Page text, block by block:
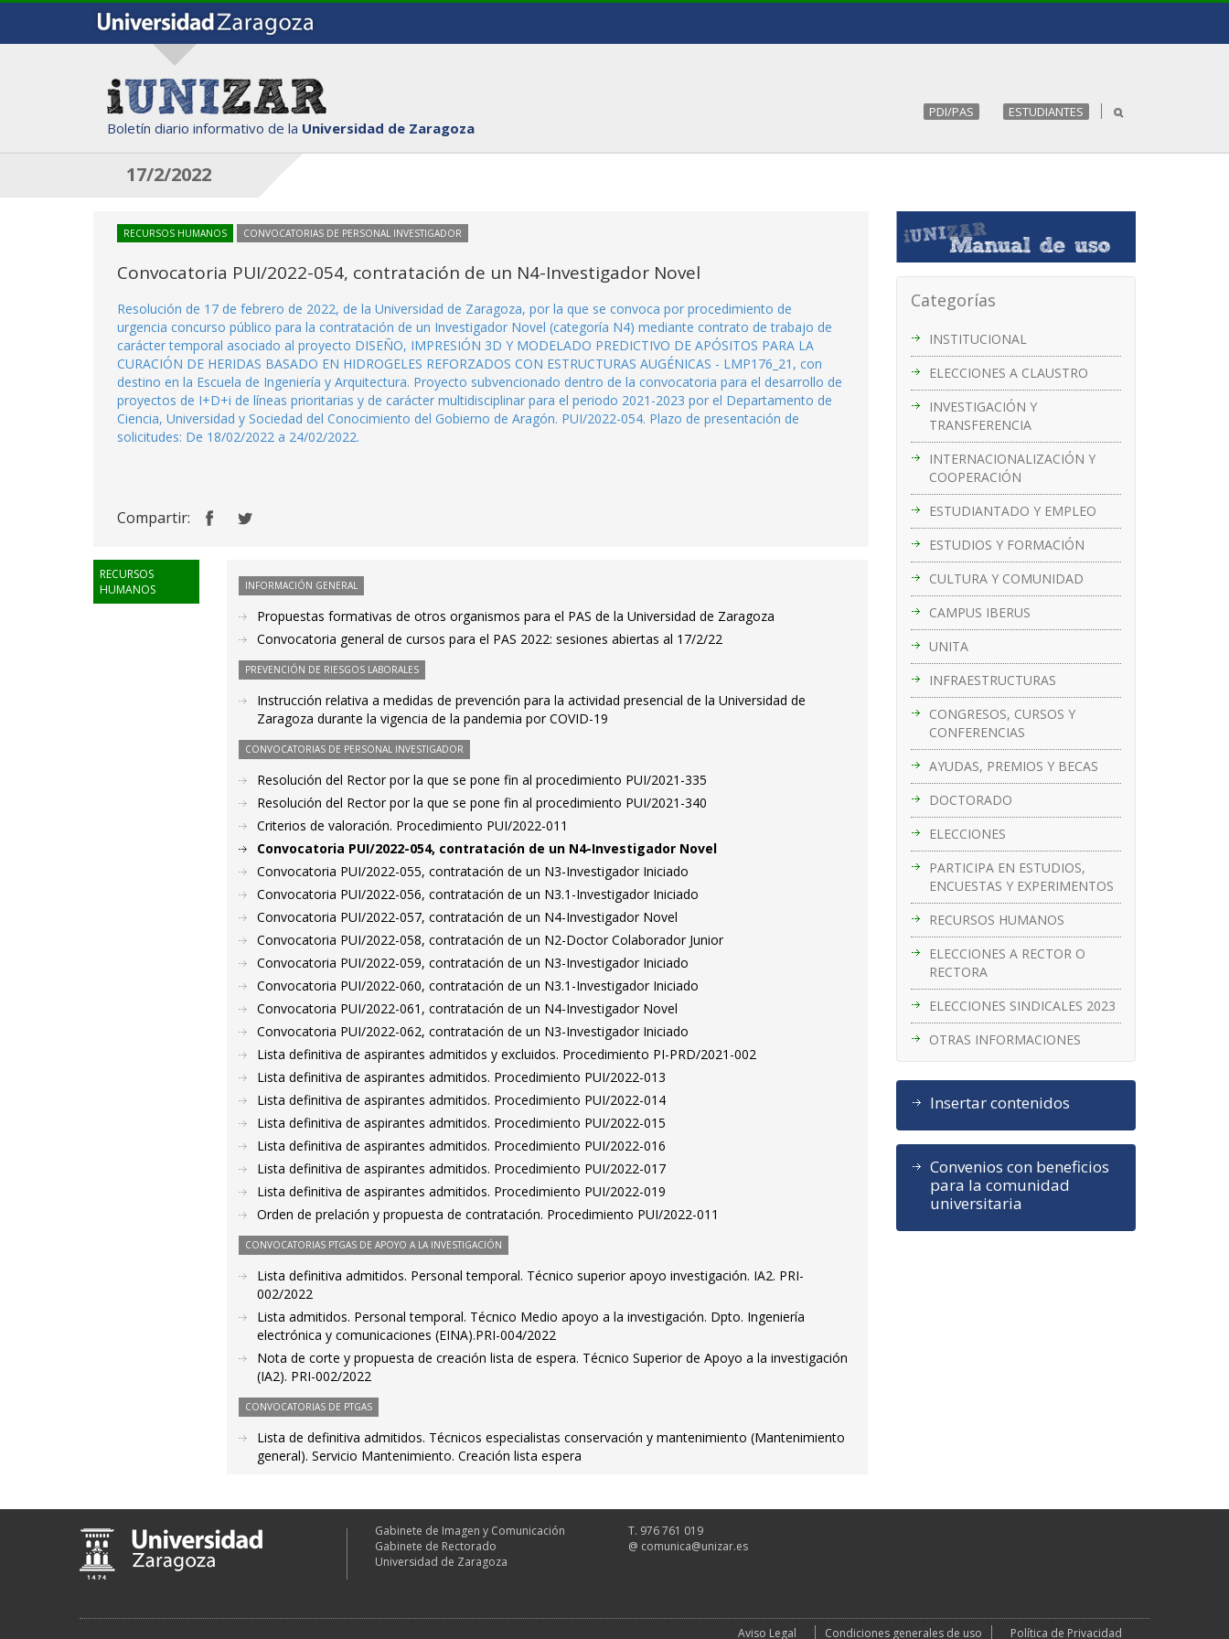
Boletín diario informativo de la Universidad de Zaragoza
PDI/PAS ESTUDIANTES
17/2/2022
Categorías
INSTITUCIONAL
ELECCIONES A CLAUSTRO
INVESTIGACIÓN Y
TRANSFERENCIA
INTERNACIONALIZACIÓN Y
COOPERACIÓN
ESTUDIANTADO Y EMPLEO
ESTUDIOS Y FORMACIÓN
CULTURA Y COMUNIDAD
CAMPUS IBERUS
UNITA
INFRAESTRUCTURAS
CONGRESOS, CURSOS Y
CONFERENCIAS
AYUDAS, PREMIOS Y BECAS
DOCTORADO
ELECCIONES
PARTICIPA EN ESTUDIOS,
ENCUESTAS Y EXPERIMENTOS
RECURSOS HUMANOS
ELECCIONES A RECTOR O
RECTORA
ELECCIONES SINDICALES 2023
OTRAS INFORMACIONES
Insertar contenidos
Convenios con beneficios
para la comunidad
universitaria
RECURSOS HUMANOS CONVOCATORIAS DE PERSONAL INVESTIGADOR
Convocatoria PUI/2022-054, contratación de un N4-Investigador Novel
Resolución de 17 de febrero de 2022, de la Universidad de Zaragoza, por la que se convoca por procedimiento de
urgencia concurso público para la contratación de un Investigador Novel (categoría N4) mediante contrato de trabajo de
carácter temporal asociado al proyecto DISEÑO, IMPRESIÓN 3D Y MODELADO PREDICTIVO DE APÓSITOS PARA LA
CURACIÓN DE HERIDAS BASADO EN HIDROGELES REFORZADOS CON ESTRUCTURAS AUGÉNICAS - LMP176_21, con
destino en la Escuela de Ingeniería y Arquitectura. Proyecto subvencionado dentro de la convocatoria para el desarrollo de
proyectos de I+D+i de líneas prioritarias y de carácter multidisciplinar para el periodo 2021-2023 por el Departamento de
Ciencia, Universidad y Sociedad del Conocimiento del Gobierno de Aragón. PUI/2022-054. Plazo de presentación de
solicitudes: De 18/02/2022 a 24/02/2022.
Compartir:
RECURSOS
HUMANOS
INFORMACIÓN GENERAL
Propuestas formativas de otros organismos para el PAS de la Universidad de Zaragoza
Convocatoria general de cursos para el PAS 2022: sesiones abiertas al 17/2/22
PREVENCIÓN DE RIESGOS LABORALES
Instrucción relativa a medidas de prevención para la actividad presencial de la Universidad de
Zaragoza durante la vigencia de la pandemia por COVID-19
CONVOCATORIAS DE PERSONAL INVESTIGADOR
Resolución del Rector por la que se pone fin al procedimiento PUI/2021-335
Resolución del Rector por la que se pone fin al procedimiento PUI/2021-340
Criterios de valoración. Procedimiento PUI/2022-011
Convocatoria PUI/2022-054, contratación de un N4-Investigador Novel
Convocatoria PUI/2022-055, contratación de un N3-Investigador Iniciado
Convocatoria PUI/2022-056, contratación de un N3.1-Investigador Iniciado
Convocatoria PUI/2022-057, contratación de un N4-Investigador Novel
Convocatoria PUI/2022-058, contratación de un N2-Doctor Colaborador Junior
Convocatoria PUI/2022-059, contratación de un N3-Investigador Iniciado
Convocatoria PUI/2022-060, contratación de un N3.1-Investigador Iniciado
Convocatoria PUI/2022-061, contratación de un N4-Investigador Novel
Convocatoria PUI/2022-062, contratación de un N3-Investigador Iniciado
Lista definitiva de aspirantes admitidos y excluidos. Procedimiento PI-PRD/2021-002
Lista definitiva de aspirantes admitidos. Procedimiento PUI/2022-013
Lista definitiva de aspirantes admitidos. Procedimiento PUI/2022-014
Lista definitiva de aspirantes admitidos. Procedimiento PUI/2022-015
Lista definitiva de aspirantes admitidos. Procedimiento PUI/2022-016
Lista definitiva de aspirantes admitidos. Procedimiento PUI/2022-017
Lista definitiva de aspirantes admitidos. Procedimiento PUI/2022-019
Orden de prelación y propuesta de contratación. Procedimiento PUI/2022-011
CONVOCATORIAS PTGAS DE APOYO A LA INVESTIGACIÓN
Lista definitiva admitidos. Personal temporal. Técnico superior apoyo investigación. IA2. PRI-
002/2022
Lista admitidos. Personal temporal. Técnico Medio apoyo a la investigación. Dpto. Ingeniería
electrónica y comunicaciones (EINA).PRI-004/2022
Nota de corte y propuesta de creación lista de espera. Técnico Superior de Apoyo a la investigación
(IA2). PRI-002/2022
CONVOCATORIAS DE PTGAS
Lista de definitiva admitidos. Técnicos especialistas conservación y mantenimiento (Mantenimiento
general). Servicio Mantenimiento. Creación lista espera
Gabinete de Imagen y Comunicación
Gabinete de Rectorado
Universidad de Zaragoza
T. 976 761 019
@ comunica@unizar.es
Aviso Legal Condiciones generales de uso Política de Privacidad